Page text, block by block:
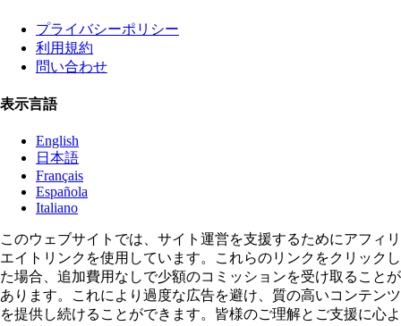
プライバシーポリシー
利用規約
問い合わせ
表示言語
English
日本語
Français
Española
Italiano
このウェブサイトでは、サイト運営を支援するためにアフィリ
エイトリンクを使用しています。これらのリンクをクリックし
た場合、追加費用なしで少額のコミッションを受け取ることが
あります。これにより過度な広告を避け、質の高いコンテンツ
を提供し続けることができます。皆様のご理解とご支援に心よ